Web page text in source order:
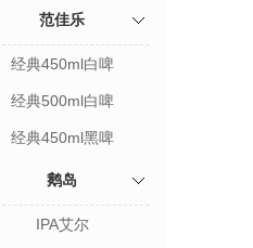
范佳乐
经典450ml白啤
经典500ml白啤
经典450ml黑啤
鹅岛
IPA艾尔